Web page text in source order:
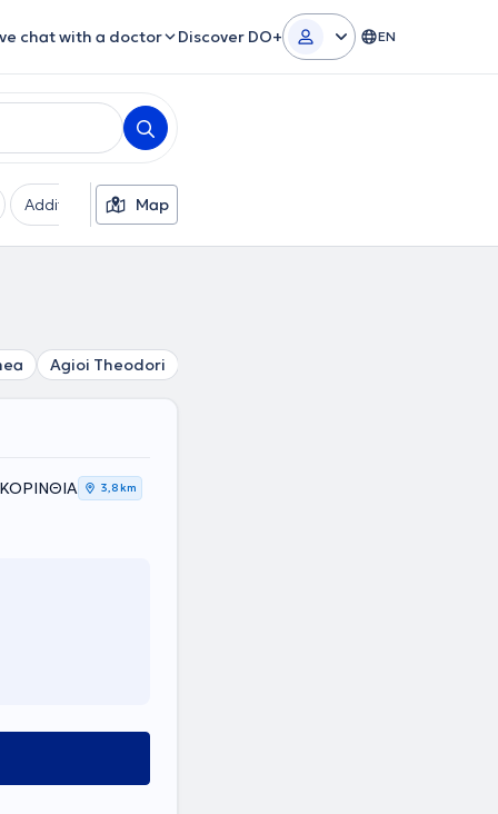
chat with a doctor Discover DO+ EN
Additional filtersMap
Agioi Theodori
ΚΟΡΙΝΘΙΑ 3,8 km